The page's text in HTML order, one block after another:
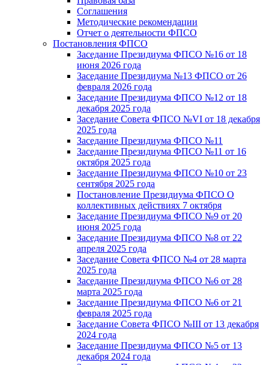
Соглашения
Методические рекомендации
Отчет о деятельности ФПСО
Постановления ФПСО
Заседание Президиума ФПСО №16 от 18
июня 2026 года
Заседание Президиума №13 ФПСО от 26
февраля 2026 года
Заседание Президиума ФПСО №12 от 18
декабря 2025 года
Заседание Совета ФПСО №VI от 18 декабря
2025 года
Заседание Президиума ФПСО №11
Заседание Президиума ФПСО №11 от 16
октября 2025 года
Заседание Президиума ФПСО №10 от 23
сентября 2025 года
Постановление Президиума ФПСО О
коллективных действиях 7 октября
Заседание Президиума ФПСО №9 от 20
июня 2025 года
Заседание Президиума ФПСО №8 от 22
апреля 2025 года
Заседание Совета ФПСО №4 от 28 марта
2025 года
Заседание Президиума ФПСО №6 от 28
марта 2025 года
Заседание Президиума ФПСО №6 от 21
февраля 2025 года
Заседание Совета ФПСО №III от 13 декабря
2024 года
Заседание Президиума ФПСО №5 от 13
декабря 2024 года